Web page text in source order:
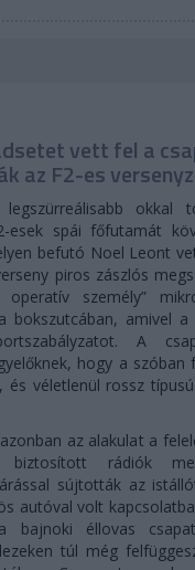
vett fel a
az F2-es
okkal
esek spái főfutamát
befutó Noel Leont
piros zászlós
személy”
bokszutcában, amivel a
A
hogy a szóban
és véletlenül rossz
az alakulat a
biztosított rádiók
sújtották az
autóval volt
bajnoki éllovas
túl még